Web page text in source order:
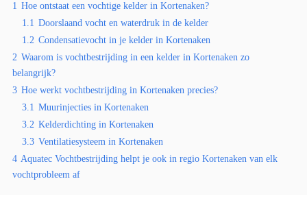
1 Hoe ontstaat een vochtige kelder in Kortenaken?
1.1 Doorslaand vocht en waterdruk in de kelder
1.2 Condensatievocht in je kelder in Kortenaken
2 Waarom is vochtbestrijding in een kelder in Kortenaken zo
belangrijk?
3 Hoe werkt vochtbestrijding in Kortenaken precies?
3.1 Muurinjecties in Kortenaken
3.2 Kelderdichting in Kortenaken
3.3 Ventilatiesysteem in Kortenaken
4 Aquatec Vochtbestrijding helpt je ook in regio Kortenaken van elk
vochtprobleem af